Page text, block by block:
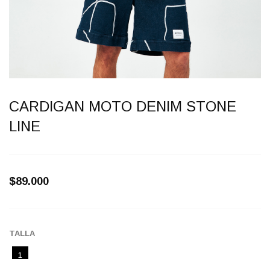
CARDIGAN MOTO DENIM STONE
LINE
$89.000
TALLA
1